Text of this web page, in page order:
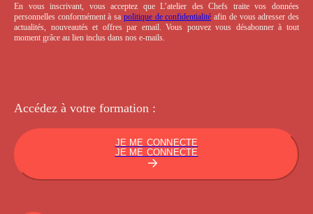
En vous inscrivant, vous acceptez que L’atelier des Chefs traite vos données
personnelles conformément à sa politique de confidentialité afin de vous adresser des
actualités, nouveautés et offres par email. Vous pouvez vous désabonner à tout
moment grâce au lien inclus dans nos e-mails.
Accédez à votre formation :
JE ME CONNECTE
JE ME CONNECTE